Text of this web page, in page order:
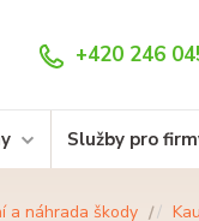
+420 246
Služby pro
a náhrada škody